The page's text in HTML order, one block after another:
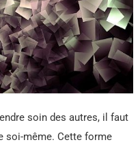
soin des autres, il faut
soi-même. Cette forme